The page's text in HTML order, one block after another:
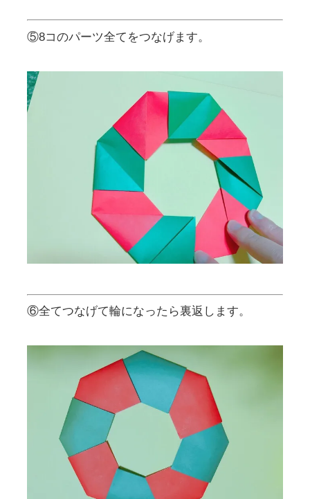
⑤8コのパーツ全てをつなげます。
⑥全てつなげて輪になったら裏返します。